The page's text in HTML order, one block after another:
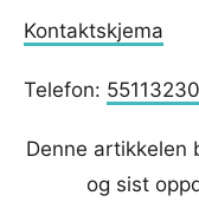
Kontaktskjema
Telefon: 55113230
Denne artikkelen
og sist